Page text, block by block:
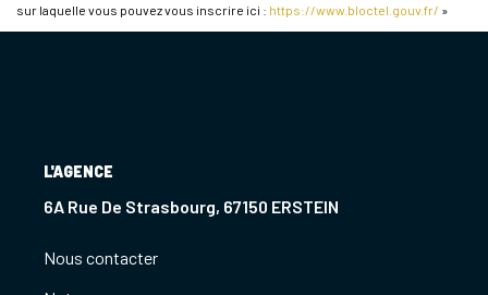
sur laquelle vous pouvez vous inscrire ici : https://www.bloctel.gouv.fr/ »
L'AGENCE
6A Rue De Strasbourg, 67150 ERSTEIN
Nous contacter